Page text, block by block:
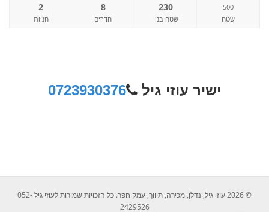
500
שטח
230
שטח בנוי
8
חדרים
2
חניות
ישיר עוזי גיל 0723930376
© 2026 עוזי גיל, נדלן, מכירה, תיווך, עמק חפר. כל הזכויות שמורות לעוזי גיל 052-
2429526